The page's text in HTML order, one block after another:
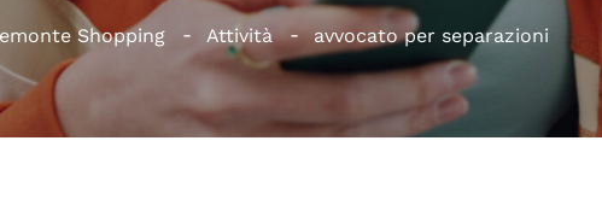
Shopping Attività avvocato per separazioni